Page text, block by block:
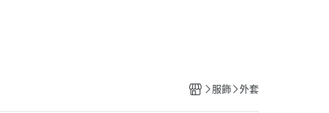
服飾 外套